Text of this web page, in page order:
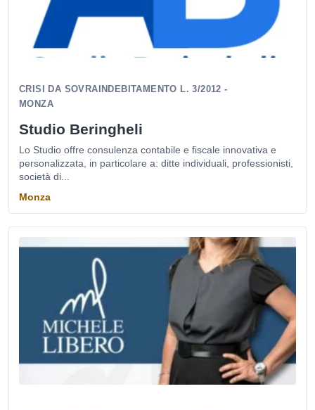
CRISI DA SOVRAINDEBITAMENTO L. 3/2012 -
MONZA
Studio Beringheli
Lo Studio offre consulenza contabile e fiscale innovativa e
personalizzata, in particolare a: ditte individuali, professionisti,
società di...
Monza